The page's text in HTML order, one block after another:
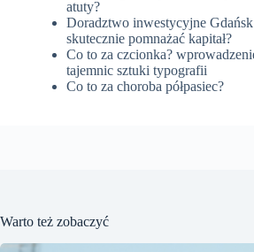
atuty?
Doradztwo inwestycyjne
skutecznie pomnażać kapitał?
Co to za czcionka?
tajemnic sztuki typografii
Co to za choroba półpasiec?
Warto też zobaczyć